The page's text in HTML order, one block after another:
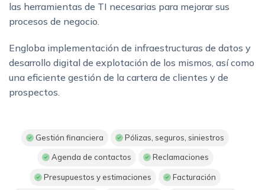
las herramientas de TI necesarias para mejorar sus
procesos de negocio.
Engloba implementación de infraestructuras de datos y
desarrollo digital de explotación de los mismos, así como
una eficiente gestión de la cartera de clientes y de
prospectos.
Gestión financiera Pólizas, seguros, siniestros
Agenda de contactos Reclamaciones
Presupuestos y estimaciones Facturación